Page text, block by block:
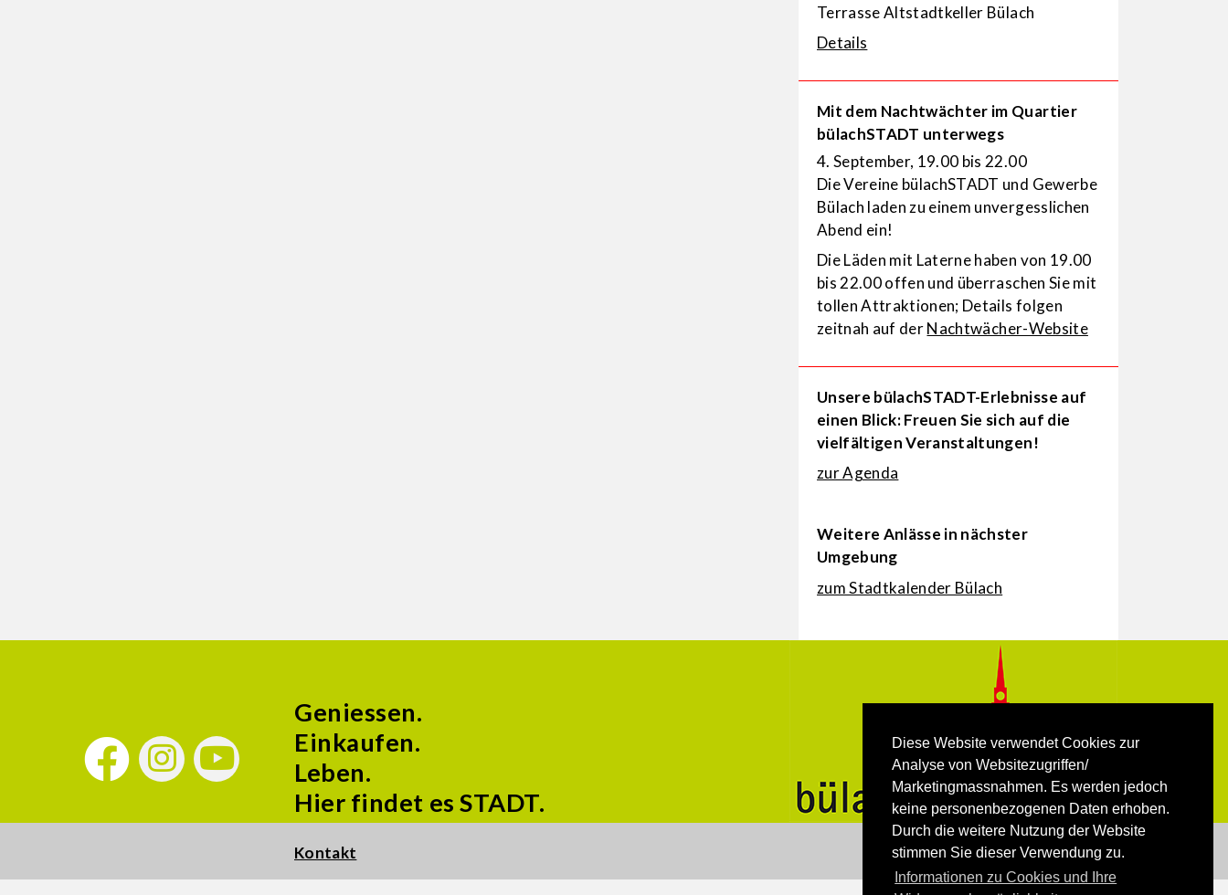
Diese Website verwendet Cookies zur
Analyse von Websitezugriffen/
Marketingmassnahmen. Es werden jedoch
keine personenbezogenen Daten erhoben.
Durch die weitere Nutzung der Website
stimmen Sie dieser Verwendung zu.
Informationen zu Cookies und Ihre
Terrasse Altstadtkeller Bülach
Details
Mit dem Nachtwächter im Quartier
bülachSTADT unterwegs
4. September, 19.00 bis 22.00
Die Vereine bülachSTADT und Gewerbe
Bülach laden zu einem unvergesslichen
Abend ein!
Die Läden mit Laterne haben von 19.00
bis 22.00 offen und überraschen Sie mit
tollen Attraktionen; Details folgen
zeitnah auf derNachtwächer-Website
Unsere bülachSTADT-Erlebnisse auf
einen Blick: Freuen Sie sich auf die
vielfältigen Veranstaltungen!
zur Agenda
Weitere Anlässe in nächster
Umgebung
zum Stadtkalender Bülach
Geniessen.
Einkaufen.
Leben.
Hier findet es STADT.
Kontakt